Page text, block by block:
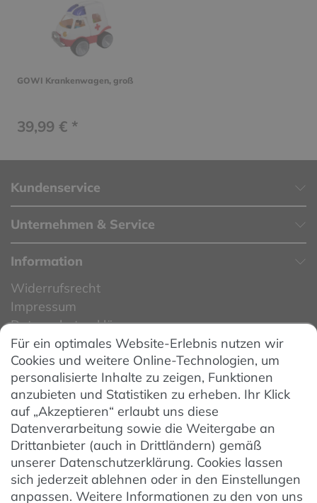
GOWI Krankenwagen, groß
39,99 € *
Kundenservice
Unternehmen & Service
Information
Widerrufsrecht
Impressum
Datenschutzerklärung
Datenschutzeinstellungen
AGB
Barrierefreiheit
Hinweise zur Batterieentsorgung
Entsorgung von Elektro-Altgeräten
Vertrag widerrufen
Für ein optimales Website-Erlebnis nutzen wir
Cookies und weitere Online-Technologien, um
personalisierte Inhalte zu zeigen, Funktionen
anzubieten und Statistiken zu erheben. Ihr Klick
auf „Akzeptieren“ erlaubt uns diese
Datenverarbeitung sowie die Weitergabe an
Drittanbieter (auch in Drittländern) gemäß
unserer Datenschutzerklärung. Cookies lassen
sich jederzeit ablehnen oder in den Einstellungen
anpassen. Weitere Informationen zu den von uns